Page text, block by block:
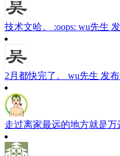
技术文哈。 :oops: wu先生
2月都快完了。 wu先生 发
走过离家最远的地方就是万